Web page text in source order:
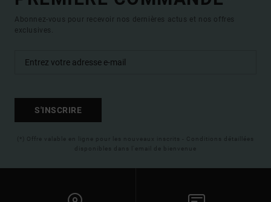
Abonnez-vous pour recevoir nos dernières actus et nos offres
exclusives.
S'INSCRIRE
(*) Offre valable en ligne pour les nouveaux inscrits - Conditions détaillées
disponibles dans l'email de bienvenue